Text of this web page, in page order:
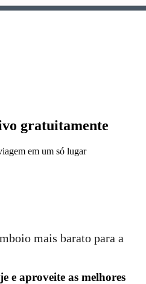
gratuitamente
em um só lugar
mais barato para a
e aproveite as melhores